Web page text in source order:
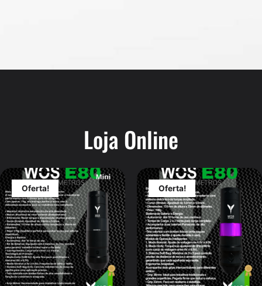
Loja Online
Oferta! Oferta!